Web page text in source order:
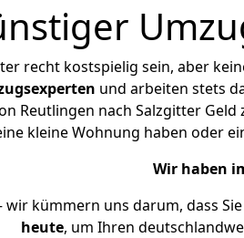
recht kostspielig sein, aber
und arbeiten stets
Reutlingen nach Salzgitter
kleine Wohnung haben oder
Wir haben
wir kümmern uns darum, dass
heute, um Ihren